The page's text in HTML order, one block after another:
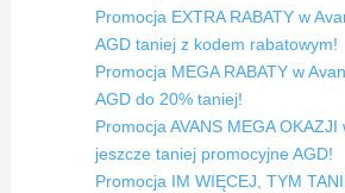
Promocja EXTRA RABATY w
AGD taniej z kodem rabatowym!
Promocja MEGA RABATY w
AGD do 20% taniej!
Promocja AVANS MEGA
jeszcze taniej promocyjne AGD!
Promocja IM WIĘCEJ, TYM